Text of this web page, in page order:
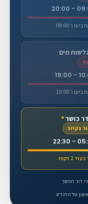
09:00
ו' 09:00
מים
10:00
ו' 10:00
כושר*
בקרוב
05:30
2 דקות
דור המשך
של החודש